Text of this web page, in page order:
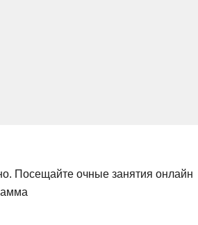
Посещайте очные занятия онлайн